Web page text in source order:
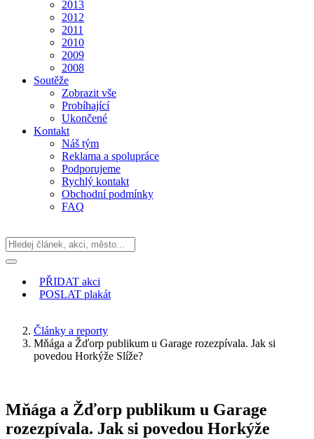
2013
2012
2011
2010
2009
2008
Soutěže
Zobrazit vše
Probíhající
Ukončené
Kontakt
Náš tým
Reklama a spolupráce
Podporujeme
Rychlý kontakt
Obchodní podmínky
FAQ
PŘIDAT akci
POSLAT plakát
Články a reporty
Mňága a Žďorp publikum u Garage rozezpívala. Jak si
povedou Horkýže Slíže?
Mňága a Žďorp publikum u Garage
rozezpívala. Jak si povedou Horkýže